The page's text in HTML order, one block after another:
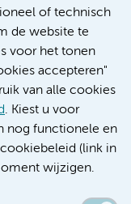
of technisch
de website te
voor het tonen
accepteren"
van alle cookies
. Kiest u voor
nog functionele en
(link in
wijzigen.